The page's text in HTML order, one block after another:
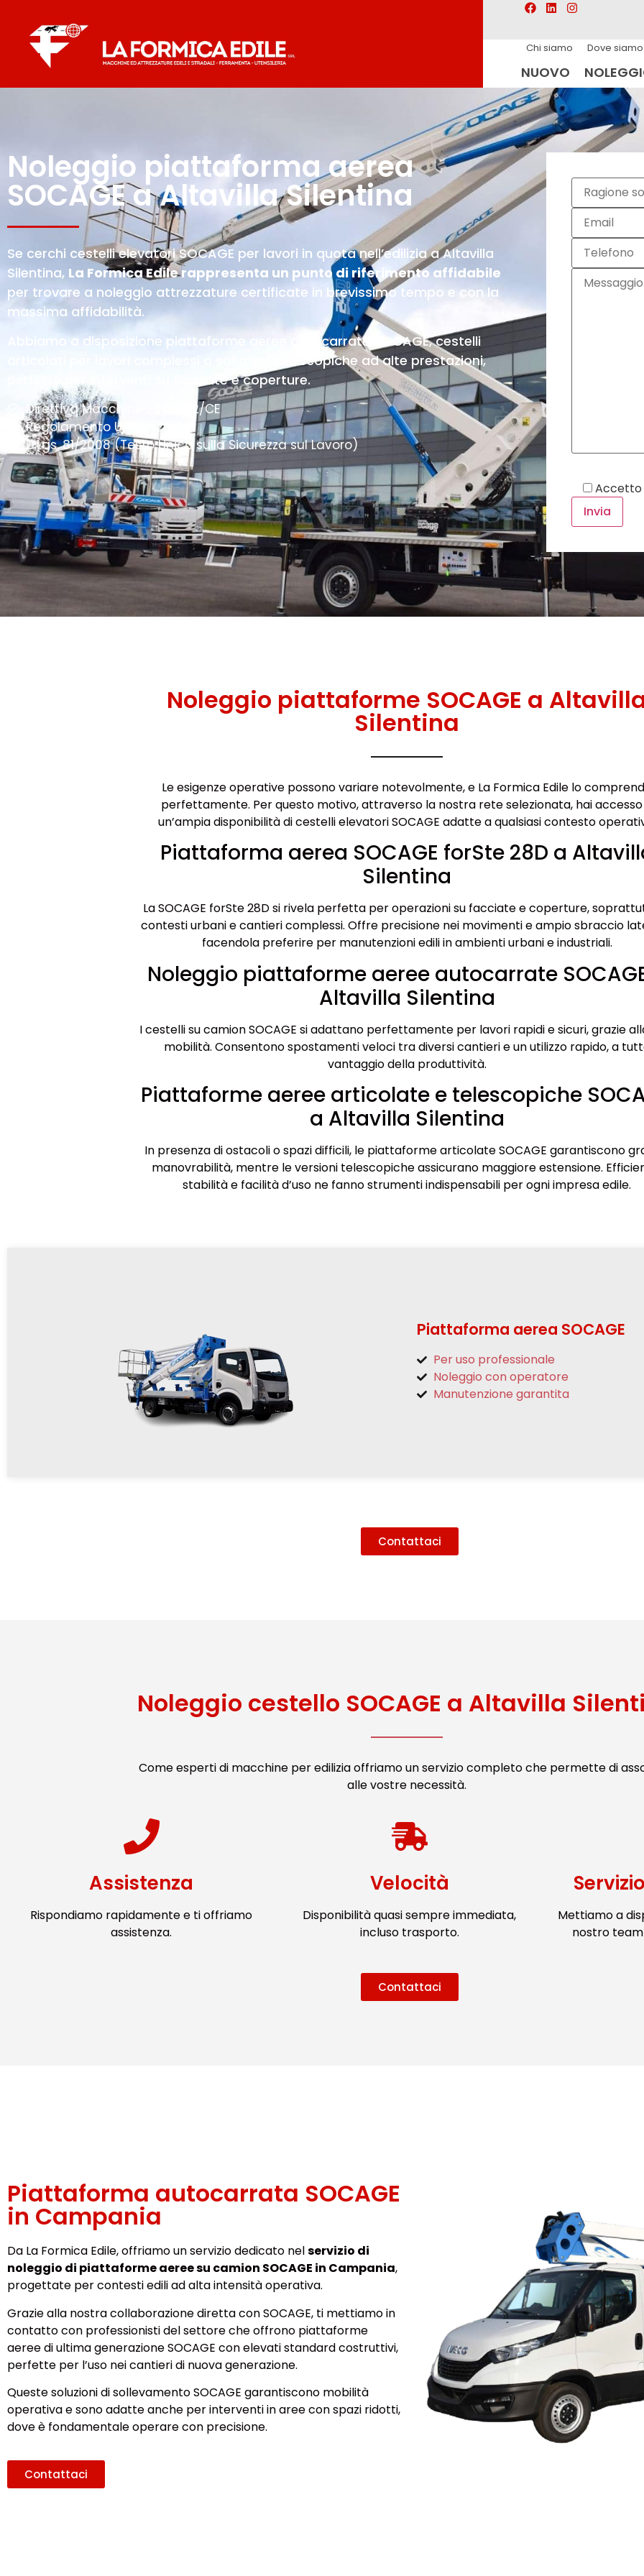
Chi siamo Dove siamo
NUOVO
Noleggio piattaforma aerea
SOCAGE a Altavilla Silentina
Se cerchi cestelli elevatori SOCAGE per lavori in quota nell’edilizia a Altavilla
Silentina, La Formica Edile rappresenta un punto di riferimento affidabile
per trovare a noleggio attrezzature certificate in brevissimo tempo e con la
massima affidabilità.
Abbiamo a disposizione piattaforme aeree autocarrate SOCAGE, cestelli
articolati per lavori complessi o soluzioni telescopiche ad alte prestazioni,
perfette per interventi su facciate e coperture.
Direttiva Macchine 2006/42/CE
Regolamento UE 167/2013
D.Lgs. 81/2008 (Testo Unico sulla Sicurezza sul Lavoro)
Noleggio piattaforme SOCAGE a
Silentina
Le esigenze operative possono variare notevolmente, e La Formica Edile lo
perfettamente. Per questo motivo, attraverso la nostra rete selezionata, hai
un’ampia disponibilità di cestelli elevatori SOCAGE adatte a qualsiasi contesto
Piattaforma aerea SOCAGE forSte 28D a
Silentina
La SOCAGE forSte 28D si rivela perfetta per operazioni su facciate e coperture,
contesti urbani e cantieri complessi. Offre precisione nei movimenti e ampio sbraccio
facendola preferire per manutenzioni edili in ambienti urbani e industriali.
Noleggio piattaforme aeree autocarrate
Altavilla Silentina
I cestelli su camion SOCAGE si adattano perfettamente per lavori rapidi e sicuri, grazie
mobilità. Consentono spostamenti veloci tra diversi cantieri e un utilizzo rapido, a
vantaggio della produttività.
Piattaforme aeree articolate e telescopiche
a Altavilla Silentina
In presenza di ostacoli o spazi difficili, le piattaforme articolate SOCAGE garantiscono
manovrabilità, mentre le versioni telescopiche assicurano maggiore estensione.
stabilità e facilità d’uso ne fanno strumenti indispensabili per ogni impresa edile.
Piattaforma aerea SOCAGE
Per uso professionale
Noleggio con operatore
Manutenzione garantita
Contattaci
Noleggio cestello SOCAGE a Altavilla
Come esperti di macchine per edilizia offriamo un servizio completo che permette di
alle vostre necessità.
Assistenza
Rispondiamo rapidamente e ti offriamo
assistenza.
Velocità
Disponibilità quasi sempre immediata,
incluso trasporto.
Mettiamo a
nostro
Contattaci
Piattaforma autocarrata SOCAGE
in Campania
Da La Formica Edile, offriamo un servizio dedicato nelservizio di
noleggio di piattaforme aeree su camion SOCAGE in Campania,
progettate per contesti edili ad alta intensità operativa.
Grazie alla nostra collaborazione diretta con SOCAGE, ti mettiamo in
contatto con professionisti del settore che offrono piattaforme
aeree di ultima generazione SOCAGE con elevati standard costruttivi,
perfette per l’uso nei cantieri di nuova generazione.
Queste soluzioni di sollevamento SOCAGE garantiscono mobilità
operativa e sono adatte anche per interventi in aree con spazi ridotti,
dove è fondamentale operare con precisione.
Contattaci